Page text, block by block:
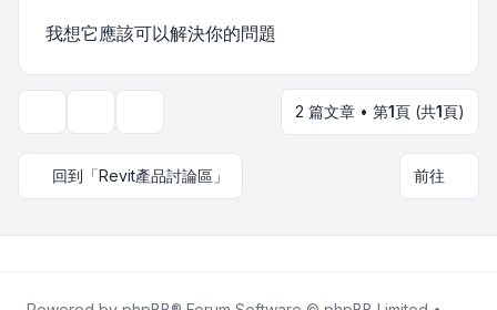
我想它應該可以解決你的問題
2 篇文章 • 第1頁 (共1頁)
回到「Revit產品討論區」 前往